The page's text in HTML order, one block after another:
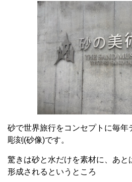
砂で世界旅行をコンセプトに毎年
彫刻(砂像)です。
驚きは砂と水だけを素材に、あと
形成されるというところ